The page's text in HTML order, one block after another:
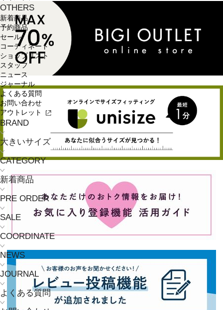
OTHERS
新着商品
予約商品
セール
コーディネート
ショップリスト
スタッフ
ニュース
ジャーナル
よくある質問
お問い合わせ
アウトレット
BRAND
大きいサイズ
CATEGORY
新着商品
PRE ORDER
SALE
COORDINATE
NEWS
JOURNAL
よくある質問